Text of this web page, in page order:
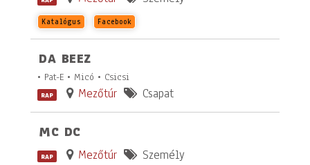
Katalógus Facebook
DA BEEZ
• Pat-E • Micó • Csicsi
RAP Mezőtúr Csapat
MC DC
RAP Mezőtúr Személy